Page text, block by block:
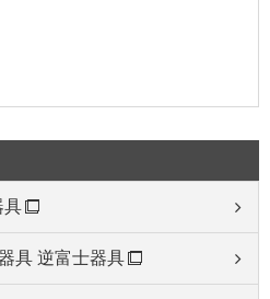
具
具 逆富士器具